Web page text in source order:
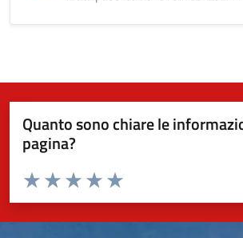
Quanto sono chiare le
pagina?
Valuta da 1 a 5 stelle la pagina
Valuta 5 stelle su 5
Valuta 4 stelle su 5
Valuta 3 stelle su 5
Valuta 2 stelle su 5
Valuta 1 stelle su 5